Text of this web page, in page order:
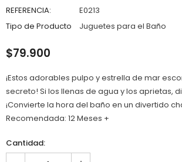
REFERENCIA:
E0213
Tipo de Producto
Juguetes para el Baño
$79.900
¡Estos adorables pulpo y estrella de mar
secreto! Si los llenas de agua y los aprietas,
¡Convierte la hora del baño en un divertido
Recomendada: 12 Meses +
Cantidad: